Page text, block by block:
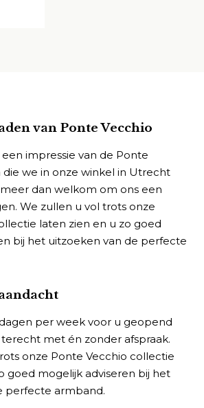
van Ponte Vecchio
impressie van de Ponte
die we in onze winkel in Utrecht
dan welkom om ons een
We zullen u vol trots onze
laten zien en u zo goed
bij het uitzoeken van de perfecte
per week voor u geopend
met én zonder afspraak.
onze Ponte Vecchio collectie
goed mogelijk adviseren bij het
perfecte armband.